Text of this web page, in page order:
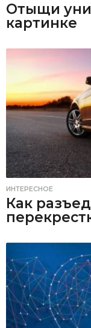
Отыщи
картинке
ИНТЕРЕСНОЕ
Как